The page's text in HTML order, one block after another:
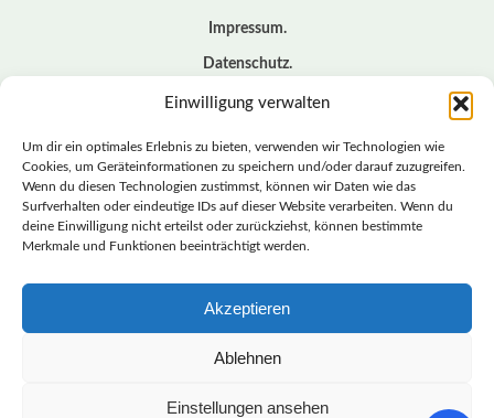
Einwilligung verwalten
Um dir ein optimales Erlebnis zu bieten, verwenden wir Technologien wie
Cookies, um Geräteinformationen zu speichern und/oder darauf zuzugreifen.
Wenn du diesen Technologien zustimmst, können wir Daten wie das
Surfverhalten oder eindeutige IDs auf dieser Website verarbeiten. Wenn du
deine Einwilligung nicht erteilst oder zurückziehst, können bestimmte
Merkmale und Funktionen beeinträchtigt werden.
Akzeptieren
Ablehnen
Einstellungen ansehen
Impressum
Datenschutz
Cookie – Richtlinie (EU)
© BASISDEMOKRATISCHE PARTEI DEUTSCHLAND *
LANDESVERBAND SACHSEN
LANDESVERBAND
SACHSEN | DIEBASIS
BASISDEMOKRATISCHE PARTEI DEUTSCHLAND –